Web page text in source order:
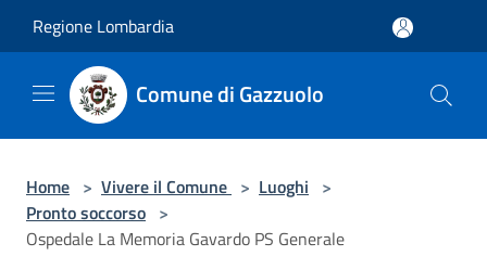
Regione Lombardia
Comune di Gazzuolo
Home > Vivere il Comune > Luoghi >
Pronto soccorso >
Ospedale La Memoria Gavardo PS Generale